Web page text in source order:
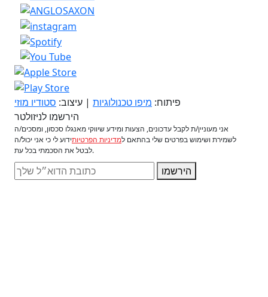
פיתוח: מיפו טכנולוגיות | עיצוב: סטודיו מוזי
הירשמו לניזולטר
אני מעוניין/ת לקבל עדכונים, הצעות ומידע שיווקי מאנגלו סכסון, ומסכים/ה
לשמירת ושימוש בפרטים שלי בהתאם למדיניות הפרטיותידוע לי כי אני יכול/ה
לבטל את הסכמתי בכל עת.
הירשמו